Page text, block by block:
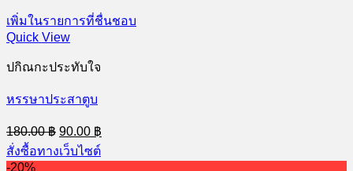
เพิ่มในรายการที่ชื่นชอบ
Quick View
ปกิณกะประทับใจ
หรรษาประสาตูบ
180.00฿ Original
price
was:
90.00 ฿
price
สั่งซื้อทางเว็บไซต์
-20%